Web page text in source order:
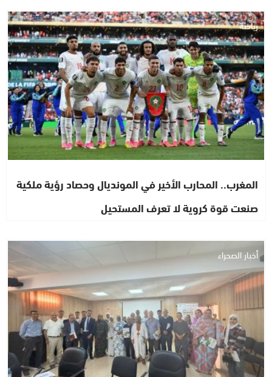
رياضة
المغرب.. المحارب الأخير في المونديال وحصاد رؤية ملكية
صنعت قوة كروية لا تعرف المستحيل
أخبار الصحراء